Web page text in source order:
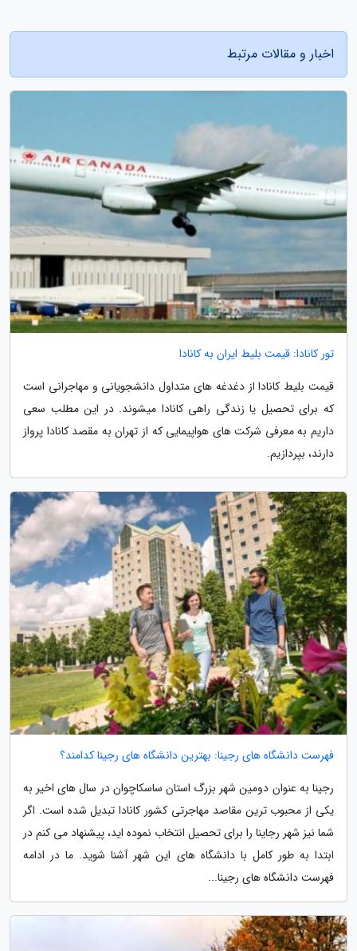
اخبار و مقالات مرتبط
تور کانادا: قیمت بلیط ایران به کانادا
قیمت بلیط کانادا از دغدغه های متداول دانشجویانی و مهاجرانی است
که برای تحصیل یا زندگی راهی کانادا میشوند. در این مطلب سعی
داریم به معرفی شرکت های هواپیمایی که از تهران به مقصد کانادا پرواز
دارند، بپردازیم.
فهرست دانشگاه های رجینا: بهترین دانشگاه های رجینا کدامند؟
رجینا به عنوان دومین شهر بزرگ استان ساسکاچوان در سال های اخیر به
یکی از محبوب ترین مقاصد مهاجرتی کشور کانادا تبدیل شده است. اگر
شما نیز شهر رجاینا را برای تحصیل انتخاب نموده اید، پیشنهاد می کنم در
ابتدا به طور کامل با دانشگاه های این شهر آشنا شوید. ما در ادامه
فهرست دانشگاه های رجینا...